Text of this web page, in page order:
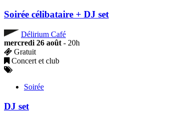
Soirée célibataire + DJ set
Délirium Café
mercredi 26 août- 20h
Gratuit
Concert et club
Soirée
DJ set